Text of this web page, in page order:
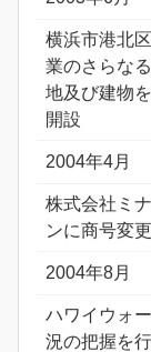
横浜市港北
業のさらな
地及び建物
開設
2004年4月
株式会社ミ
ンに商号変更
2004年8月
ハワイウォ
況の把握を